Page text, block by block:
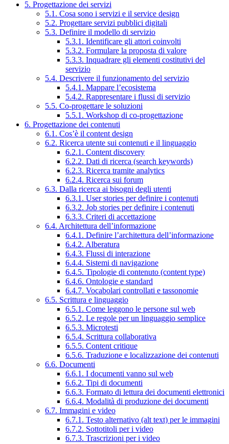
5. Progettazione dei servizi
5.1. Cosa sono i servizi e il service design
5.2. Progettare servizi pubblici digitali
5.3. Definire il modello di servizio
5.3.1. Identificare gli attori coinvolti
5.3.2. Formulare la proposta di valore
5.3.3. Inquadrare gli elementi costitutivi del
servizio
5.4. Descrivere il funzionamento del servizio
5.4.1. Mappare l’ecosistema
5.4.2. Rappresentare i flussi di servizio
5.5. Co-progettare le soluzioni
5.5.1. Workshop di co-progettazione
6. Progettazione dei contenuti
6.1. Cos’è il content design
6.2. Ricerca utente sui contenuti e il linguaggio
6.2.1. Content discovery
6.2.2. Dati di ricerca (search keywords)
6.2.3. Ricerca tramite analytics
6.2.4. Ricerca sui forum
6.3. Dalla ricerca ai bisogni degli utenti
6.3.1. User stories per definire i contenuti
6.3.2. Job stories per definire i contenuti
6.3.3. Criteri di accettazione
6.4. Architettura dell’informazione
6.4.1. Definire l’architettura dell’informazione
6.4.2. Alberatura
6.4.3. Flussi di interazione
6.4.4. Sistemi di navigazione
6.4.5. Tipologie di contenuto (content type)
6.4.6. Ontologie e standard
6.4.7. Vocabolari controllati e tassonomie
6.5. Scrittura e linguaggio
6.5.1. Come leggono le persone sul web
6.5.2. Le regole per un linguaggio semplice
6.5.3. Microtesti
6.5.4. Scrittura collaborativa
6.5.5. Content critique
6.5.6. Traduzione e localizzazione dei contenuti
6.6. Documenti
6.6.1. I documenti vanno sul web
6.6.2. Tipi di documenti
6.6.3. Formato di lettura dei documenti elettronici
6.6.4. Modalità di produzione dei documenti
6.7. Immagini e video
6.7.1. Testo alternativo (alt text) per le immagini
6.7.2. Sottotitoli per i video
6.7.3. Trascrizioni per i video